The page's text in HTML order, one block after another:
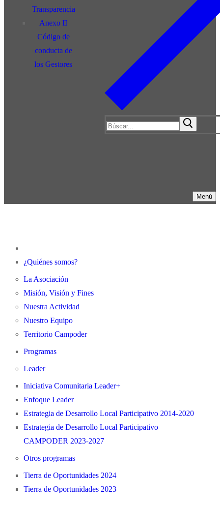
Transparencia
Anexo II
Código de
conducta de
los Gestores
Menú
¿Quiénes somos?
La Asociación
Misión, Visión y Fines
Nuestra Actividad
Nuestro Equipo
Territorio Campoder
Programas
Leader
Iniciativa Comunitaria Leader+
Enfoque Leader
Estrategia de Desarrollo Local Participativo 2014-2020
Estrategia de Desarrollo Local Participativo
CAMPODER 2023-2027
Otros programas
Tierra de Oportunidades 2024
Tierra de Oportunidades 2023